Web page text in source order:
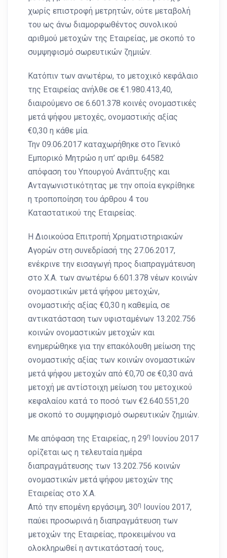
χωρίς επιστροφή μετρητών, ούτε μεταβολή
του ως άνω διαμορφωθέντος συνολικού
αριθμού μετοχών της Εταιρείας, με σκοπό το
συμψηφισμό σωρευτικών ζημιών.
Κατόπιν των ανωτέρω, το μετοχικό κεφάλαιο
της Εταιρείας ανήλθε σε €1.980.413,40,
διαιρούμενο σε 6.601.378 κοινές ονομαστικές
μετά ψήφου μετοχές, ονομαστικής αξίας
€0,30 η κάθε μία.
Την 09.06.2017 καταχωρήθηκε στο Γενικό
Εμπορικό Μητρώο η υπ’ αριθμ. 64582
απόφαση του Υπουργού Ανάπτυξης και
Ανταγωνιστικότητας με την οποία εγκρίθηκε
η τροποποίηση του άρθρου 4 του
Καταστατικού της Εταιρείας.
Η Διοικούσα Επιτροπή Χρηματιστηριακών
Αγορών στη συνεδρίασή της 27.06.2017,
ενέκρινε την εισαγωγή προς διαπραγμάτευση
στο Χ.Α. των ανωτέρω 6.601.378 νέων κοινών
ονομαστικών μετά ψήφου μετοχών,
ονομαστικής αξίας €0,30 η καθεμία, σε
αντικατάσταση των υφισταμένων 13.202.756
κοινών ονομαστικών μετοχών και
ενημερώθηκε για την επακόλουθη μείωση της
ονομαστικής αξίας των κοινών ονομαστικών
μετά ψήφου μετοχών από €0,70 σε €0,30 ανά
μετοχή με αντίστοιχη μείωση του μετοχικού
κεφαλαίου κατά το ποσό των €2.640.551,20
με σκοπό το συμψηφισμό σωρευτικών ζημιών.
Με απόφαση της Εταιρείας, η 29η Ιουνίου 2017
ορίζεται ως η τελευταία ημέρα
διαπραγμάτευσης των 13.202.756 κοινών
ονομαστικών μετά ψήφου μετοχών της
Εταιρείας στο Χ.Α.
Από την επομένη εργάσιμη, 30η Ιουνίου 2017,
παύει προσωρινά η διαπραγμάτευση των
μετοχών της Εταιρείας, προκειμένου να
ολοκληρωθεί η αντικατάστασή τους,